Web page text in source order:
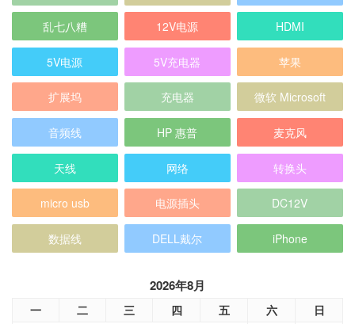
乱七八糟 12V电源 HDMI
5V电源 5V充电器 苹果
扩展坞 充电器 微软 Microsoft
音频线 HP 惠普 麦克风
天线 网络 转换头
micro usb 电源插头 DC12V
数据线 DELL戴尔 iPhone
2026年8月
一 二 三 四 五 六 日